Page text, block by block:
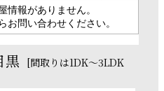
情報がありません。
お問い合わせください。
黒 [間取りは1DK～3LDK